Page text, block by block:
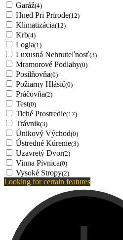
Garáž(4)
Hned Pri Prírode(12)
Klimatizácia(12)
Krb(4)
Logia(1)
Luxusná Nehnuteľnosť(3)
Mramorové Podlahy(0)
Posilňovňa(0)
Požiarny Hlásič(0)
Práčovňa(2)
Test(0)
Tiché Prostredie(17)
Trávnik(3)
Únikový Východ(0)
Ústredné Kúrenie(3)
Uzavretý Dvor(2)
Vinna Pivnica(0)
Vysoké Stropy(2)
Looking for certain features